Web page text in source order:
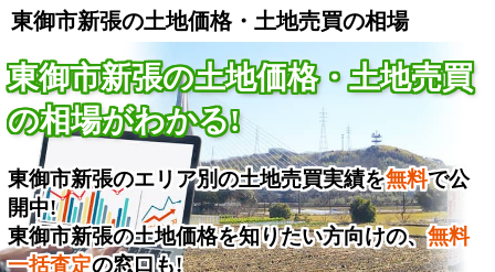
東御市新張の土地価格・土地売買の相場
東御市新張の土地価格・土地売買
の相場がわかる!
東御市新張のエリア別の土地売買実績を無料で公
開中!
東御市新張の土地価格を知りたい方向けの、無料
一括査定の窓口も!